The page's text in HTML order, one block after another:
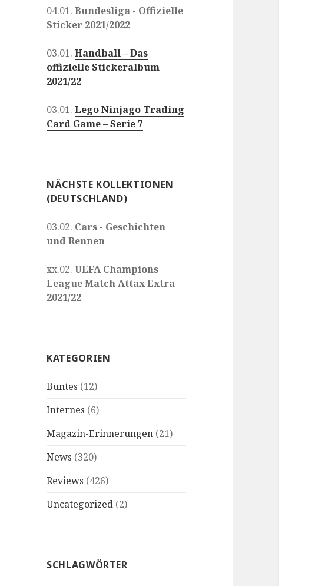
04.01.Bundesliga - Offizielle
Sticker 2021/2022
03.01.Handball – Das
offizielle Stickeralbum
2021/22
03.01.Lego Ninjago Trading
Card Game – Serie 7
NÄCHSTE KOLLEKTIONEN
(DEUTSCHLAND)
03.02. Cars - Geschichten
und Rennen
xx.02.UEFA Champions
League Match Attax Extra
2021/22
KATEGORIEN
Buntes (12)
Internes (6)
Magazin-Erinnerungen (21)
News (320)
Reviews (426)
Uncategorized (2)
SCHLAGWÖRTER